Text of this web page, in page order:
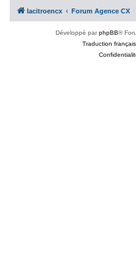
lacitroencx Forum Agence CX
Développé parphpBB®
Traduction